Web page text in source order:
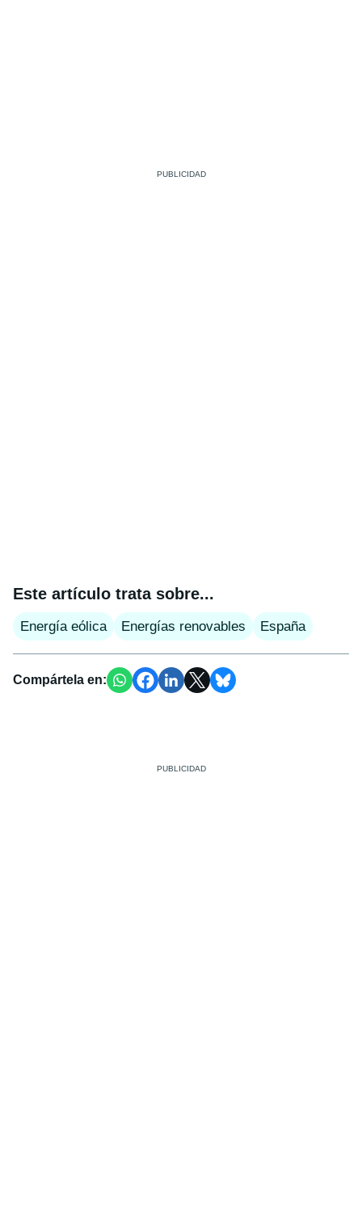
Este artículo trata sobre...
Energía eólica Energías renovables España
Compártela en: